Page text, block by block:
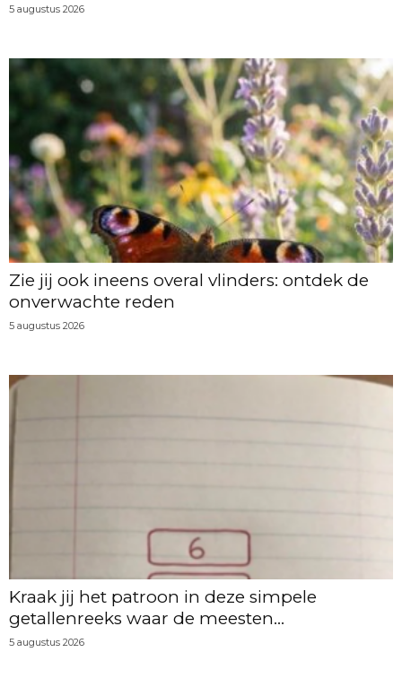
5 augustus 2026
Zie jij ook ineens overal vlinders: ontdek de
onverwachte reden
5 augustus 2026
Kraak jij het patroon in deze simpele
getallenreeks waar de meesten...
5 augustus 2026